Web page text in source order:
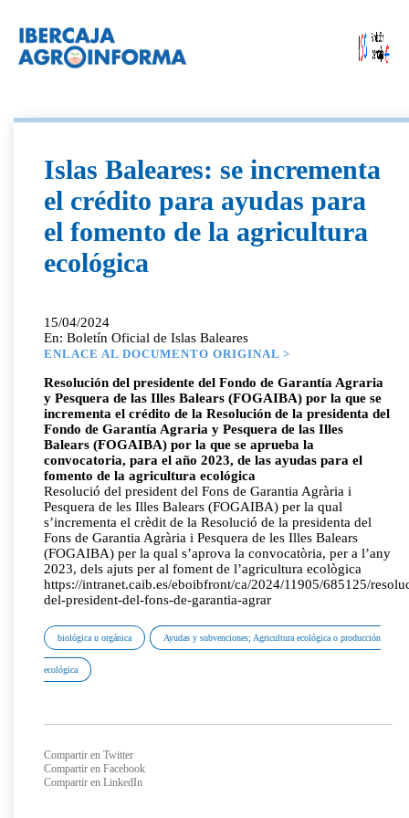
Islas Baleares: se incrementa
el crédito para ayudas para
el fomento de la agricultura
ecológica
15/04/2024
En: Boletín Oficial de Islas Baleares
ENLACE AL DOCUMENTO ORIGINAL >
Resolución del presidente del Fondo de Garantía Agraria
y Pesquera de las Illes Balears (FOGAIBA) por la que se
incrementa el crédito de la Resolución de la presidenta del
Fondo de Garantía Agraria y Pesquera de las Illes
Balears (FOGAIBA) por la que se aprueba la
convocatoria, para el año 2023, de las ayudas para el
fomento de la agricultura ecológica
Resolució del president del Fons de Garantia Agrària i
Pesquera de les Illes Balears (FOGAIBA) per la qual
s’incrementa el crèdit de la Resolució de la presidenta del
Fons de Garantia Agrària i Pesquera de les Illes Balears
(FOGAIBA) per la qual s’aprova la convocatòria, per a l’any
2023, dels ajuts per al foment de l’agricultura ecològica
https://intranet.caib.es/eboibfront/ca/2024/11905/685125/
del-president-del-fons-de-garantia-agrar
biológica u orgánica Ayudas y subvenciones; Agricultura ecológica o producción
ecológica
Compartir en Twitter
Compartir en Facebook
Compartir en LinkedIn